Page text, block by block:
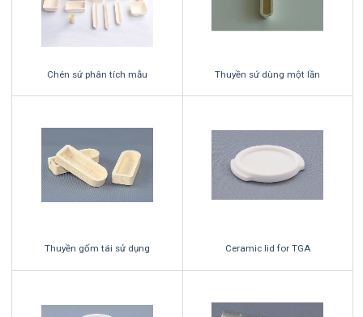
Chén sứ phân tích mẫu Thuyền sứ dùng một lần
Thuyền gốm tái sử dụng Ceramic lid for TGA